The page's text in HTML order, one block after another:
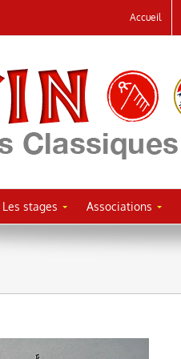
Accueil
Les stages Associations